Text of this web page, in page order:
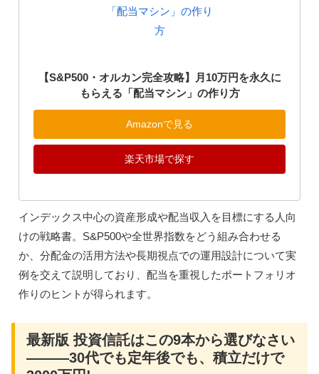
【S&P500・オルカン完全攻略】月10万円を永久に
もらえる「配当マシン」の作り方
Amazonで見る
楽天市場で探す
インデックス中心の資産形成や配当収入を目標にする人向
けの戦略書。S&P500や全世界指数をどう組み合わせる
か、分配金の活用方法や長期視点での運用設計について実
例を交えて説明しており、配当を重視したポートフォリオ
作りのヒントが得られます。
最新版 投資信託はこの9本から選びなさい
―――30代でも定年後でも、積立だけで